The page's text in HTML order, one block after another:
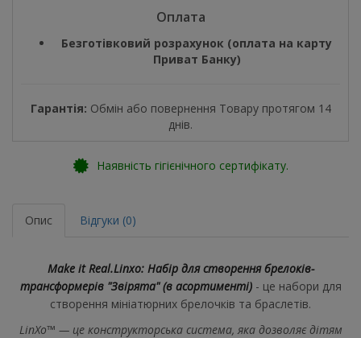
Оплата
Безготівковий розрахунок (оплата на карту
Приват Банку)
Гарантія: Обмін або повернення Товару протягом 14
днів.
Наявність гігієнічного сертифікату.
Опис Відгуки (0)
Make it Real.Linxo: Набір для створення брелоків-
трансформерів "Звірята" (в асортименті) - це набори для
створення мініатюрних брелочків та браслетів.
LinXo™ — це конструкторська система, яка дозволяє дітям